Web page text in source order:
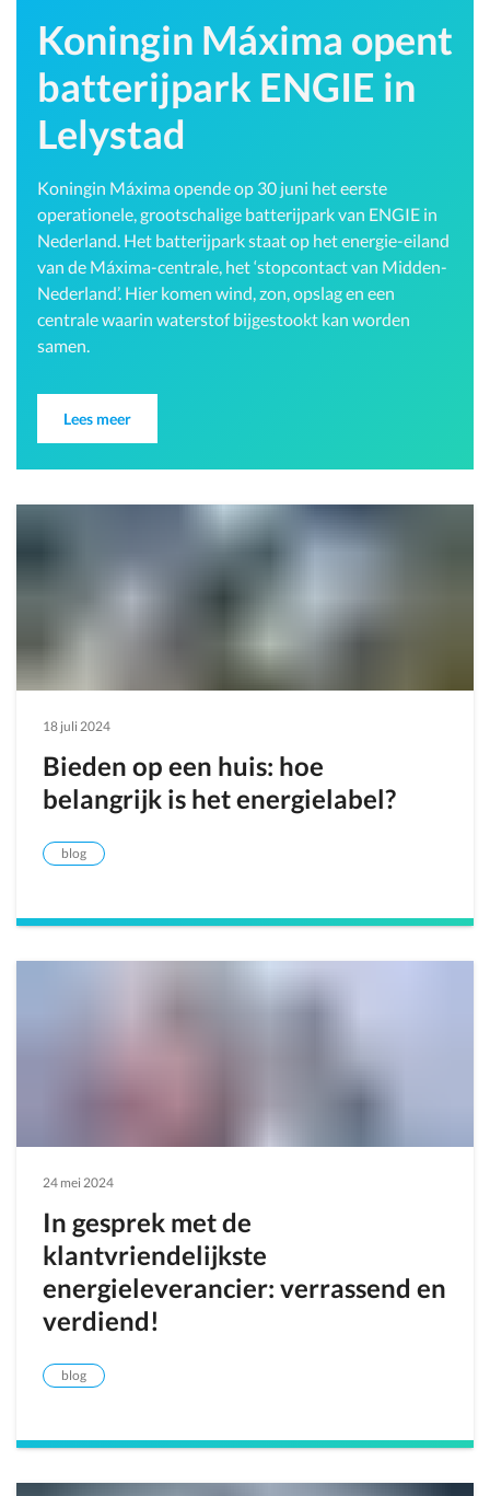
Koningin Máxima opent
batterijpark ENGIE in
Lelystad
Koningin Máxima opende op 30 juni het eerste
operationele, grootschalige batterijpark van ENGIE in
Nederland. Het batterijpark staat op het energie-eiland
van de Máxima-centrale, het ‘stopcontact van Midden-
Nederland’. Hier komen wind, zon, opslag en een
centrale waarin waterstof bijgestookt kan worden
samen.
Lees meer
18 juli 2024
Bieden op een huis: hoe
belangrijk is het energielabel?
blog
24 mei 2024
In gesprek met de
klantvriendelijkste
energieleverancier: verrassend en
verdiend!
blog